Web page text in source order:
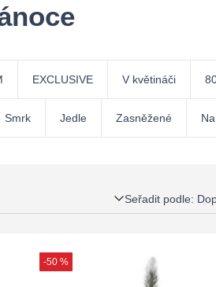
EXCLUSIVE V květináči
Smrk Jedle Zasněžené
Seřadit podle:
-50 %